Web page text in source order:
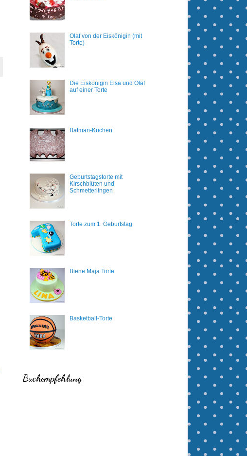
Olaf von der Eiskönigin (mit
Torte)
Die Eiskönigin Elsa und Olaf
auf einer Torte
Batman-Kuchen
Geburtstagstorte mit
Kirschblüten und
Schmetterlingen
Torte zum 1. Geburtstag
Biene Maja Torte
Basketball-Torte
Buchempfehlung